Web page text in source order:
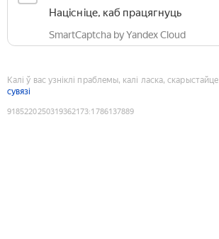
Націсніце, каб працягнуць
SmartCaptcha by Yandex Cloud
Калі ў вас узніклі праблемы, калі ласка, скарыстайце
сувязі
9185220250319362173:1786137889